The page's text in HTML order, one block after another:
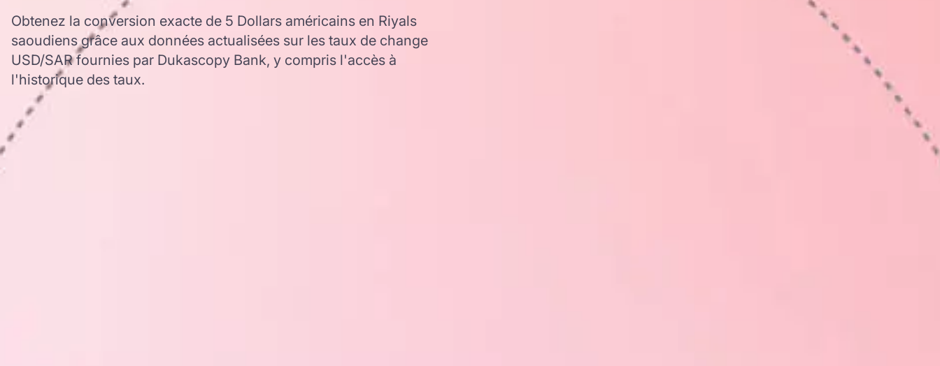
Obtenez la conversion exacte de 5 Dollars américains en Riyals
saoudiens grâce aux données actualisées sur les taux de change
USD/SAR fournies par Dukascopy Bank, y compris l'accès à
l'historique des taux.